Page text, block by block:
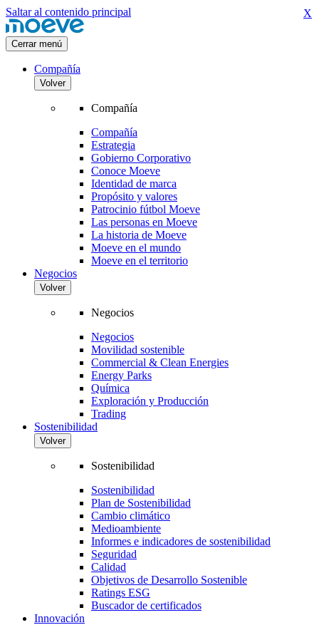
Saltar al contenido principal
Cerrar menú
Compañía
Volver
Compañía
Compañía
Estrategia
Gobierno Corporativo
Conoce Moeve
Identidad de marca
Propósito y valores
Patrocinio fútbol Moeve
Las personas en Moeve
La historia de Moeve
Moeve en el mundo
Moeve en el territorio
Negocios
Volver
Negocios
Negocios
Movilidad sostenible
Commercial & Clean Energies
Energy Parks
Química
Exploración y Producción
Trading
Sostenibilidad
Volver
Sostenibilidad
Sostenibilidad
Plan de Sostenibilidad
Cambio climático
Medioambiente
Informes e indicadores de sostenibilidad
Seguridad
Calidad
Objetivos de Desarrollo Sostenible
Ratings ESG
Buscador de certificados
Innovación
X